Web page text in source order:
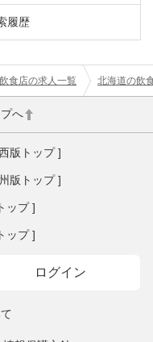
履歴
食店の求人一覧 北海道の飲
へ
版トップ ]
版トップ ]
ップ ]
ップ ]
ログイン